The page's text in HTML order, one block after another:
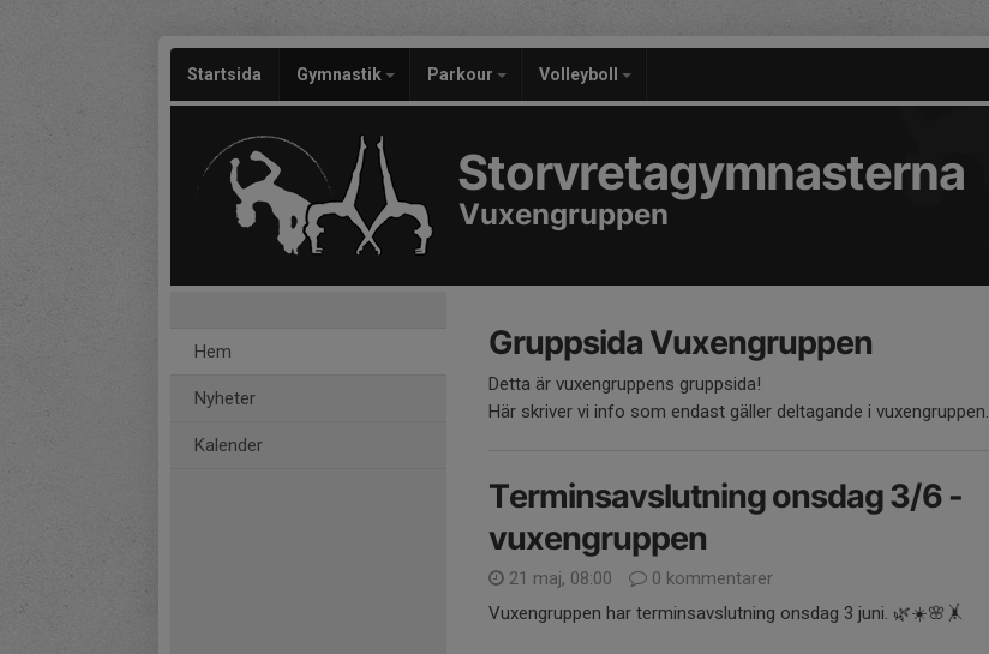
Startsida Gymnastik Parkour Volleyboll
Storvretagymnasterna
Vuxengruppen
Hem
Nyheter
Kalender
Gruppsida Vuxengruppen
Detta är vuxengruppens gruppsida!
Här skriver vi info som endast gäller deltagande i vuxengruppen.
Terminsavslutning onsdag 3/6 -
vuxengruppen
21 maj, 08:00
0 kommentarer
Vuxengruppen har terminsavslutning onsdag 3 juni. 🌿☀️🌸🤸